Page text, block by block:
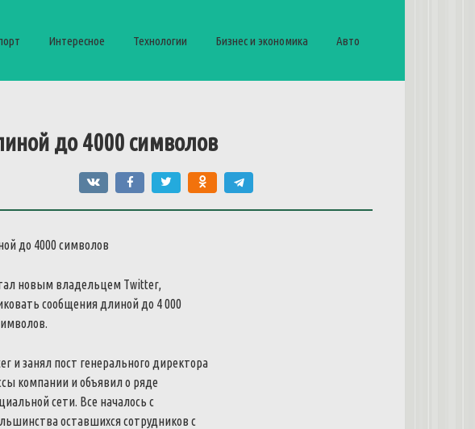
Интересное Технологии Бизнес и экономика Авто
до 4000 символов
новым владельцем Twitter,
сообщения длиной до 4 000
занял пост генерального директора
компании и объявил о ряде
сети. Все началось с
оставшихся сотрудников с